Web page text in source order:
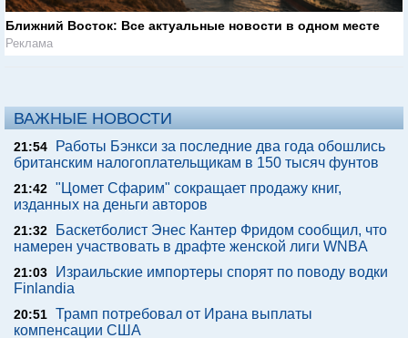
Ближний Восток: Все актуальные новости в одном месте
Реклама
ВАЖНЫЕ НОВОСТИ
21:54
Работы Бэнкси за последние два года обошлись
британским налогоплательщикам в 150 тысяч фунтов
21:42 "Цомет Сфарим" сокращает продажу книг,
изданных на деньги авторов
21:32
Баскетболист Энес Кантер Фридом сообщил, что
намерен участвовать в драфте женской лиги WNBA
21:03
Израильские импортеры спорят по поводу водки
Finlandia
20:51 Трамп потребовал от Ирана выплаты
компенсации США